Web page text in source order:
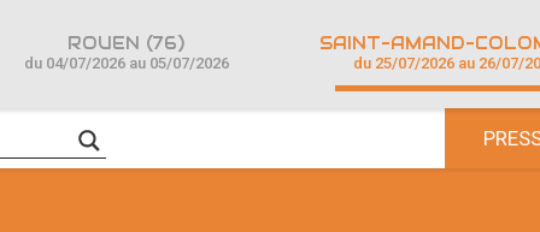
ROUEN (76)
du 04/07/2026 au 05/07/2026 du 25/07/2026 au 26/07/